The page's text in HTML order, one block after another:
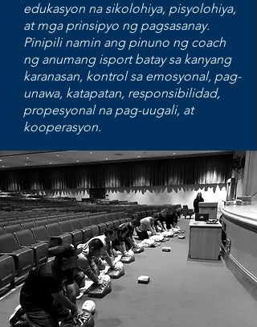
edukasyon na sikolohiya, pisyolohiya,
at mga prinsipyo ng pagsasanay.
Pinipili namin ang pinuno ng coach
ng anumang isport batay sa kanyang
karanasan, kontrol sa emosyonal, pag-
unawa, katapatan, responsibilidad,
propesyonal na pag-uugali, at
kooperasyon.